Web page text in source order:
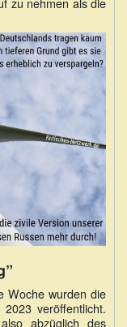
Woche wurden die
veröffentlicht.
abzüglich des